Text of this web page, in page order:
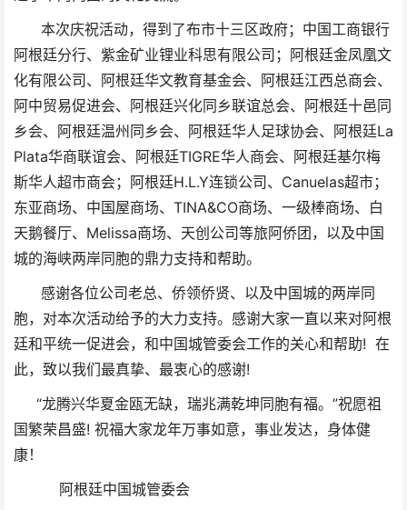
本次庆祝活动，得到了布市十三区政府；中国工商银行
阿根廷分行、紫金矿业锂业科思有限公司；阿根廷金凤凰文
化有限公司、阿根廷华文教育基金会、阿根廷江西总商会、
阿中贸易促进会、阿根廷兴化同乡联谊总会、阿根廷十邑同
乡会、阿根廷温州同乡会、阿根廷华人足球协会、阿根廷La
Plata华商联谊会、阿根廷TIGRE华人商会、阿根廷基尔梅
斯华人超市商会；阿根廷H.L.Y连锁公司、Canuelas超市；
东亚商场、中国屋商场、TINA&CO商场、一级棒商场、白
天鹅餐厅、Melissa商场、天创公司等旅阿侨团，以及中国
城的海峡两岸同胞的鼎力支持和帮助。
感谢各位公司老总、侨领侨贤、以及中国城的两岸同
胞，对本次活动给予的大力支持。感谢大家一直以来对阿根
廷和平统一促进会，和中国城管委会工作的关心和帮助! 在
此，致以我们最真挚、最衷心的感谢!
“龙腾兴华夏金瓯无缺，瑞兆满乾坤同胞有福。”祝愿祖
国繁荣昌盛! 祝福大家龙年万事如意，事业发达，身体健
康！
阿根廷中国城管委会